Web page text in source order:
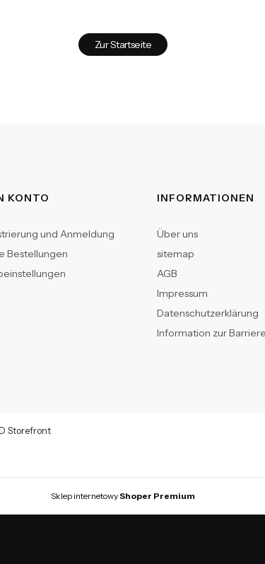
Zur Startseite
KONTO
und Anmeldung
Bestellungen
INFORMATIONEN
Über uns
sitemap
AGB
Impressum
Datenschutzerklärung
Information zur
Storefront
Sklep internetowyShoper Premium